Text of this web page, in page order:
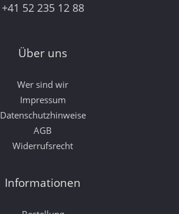
+41 52 235 12 88
Über uns
Wer sind wir
Impressum
Datenschutzhinweise
AGB
Widerrufsrecht
Informationen